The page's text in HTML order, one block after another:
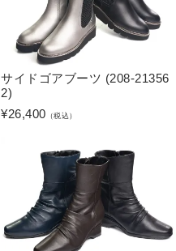
サイドゴアブーツ (208-21356
2)
¥26,400 （税込）